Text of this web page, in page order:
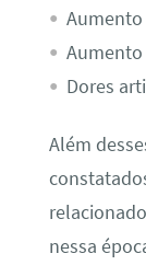
Aumento
Dores
Além
nessa